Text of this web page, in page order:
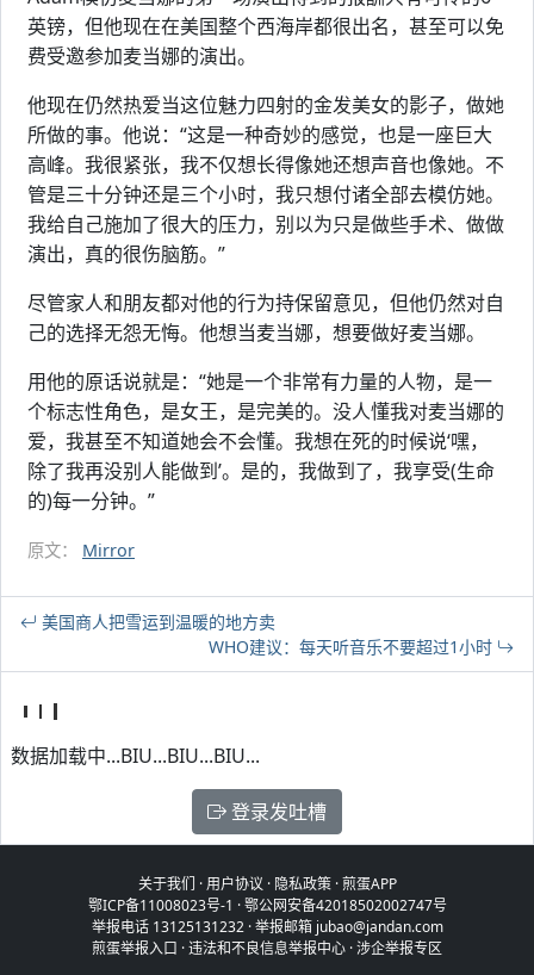
英镑，但他现在在美国整个西海岸都很出名，甚至可以免
费受邀参加麦当娜的演出。
他现在仍然热爱当这位魅力四射的金发美女的影子，做她
所做的事。他说：“这是一种奇妙的感觉，也是一座巨大
高峰。我很紧张，我不仅想长得像她还想声音也像她。不
管是三十分钟还是三个小时，我只想付诸全部去模仿她。
我给自己施加了很大的压力，别以为只是做些手术、做做
演出，真的很伤脑筋。”
尽管家人和朋友都对他的行为持保留意见，但他仍然对自
己的选择无怨无悔。他想当麦当娜，想要做好麦当娜。
用他的原话说就是：“她是一个非常有力量的人物，是一
个标志性角色，是女王，是完美的。没人懂我对麦当娜的
爱，我甚至不知道她会不会懂。我想在死的时候说‘嘿，
除了我再没别人能做到’。是的，我做到了，我享受(生命
的)每一分钟。”
原文： Mirror
美国商人把雪运到温暖的地方卖
WHO建议：每天听音乐不要超过1小时
数据加载中...BIU...BIU...BIU...
登录发吐槽
关于我们 ·用户协议 · 隐私政策·煎蛋APP
鄂ICP备11008023号-1 ·鄂公网安备42018502002747号
举报电话 13125131232 · 举报邮箱 jubao@jandan.com
煎蛋举报入口 ·违法和不良信息举报中心 ·涉企举报专区